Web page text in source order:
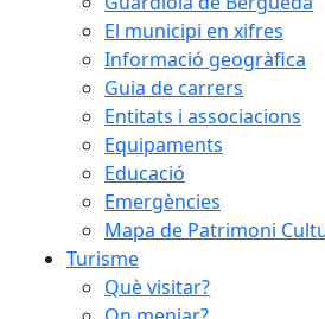
El municipi en xifres
Informació geogràfica
Guia de carrers
Entitats i associacions
Equipaments
Educació
Emergències
Mapa de Patrimoni
Turisme
Què visitar?